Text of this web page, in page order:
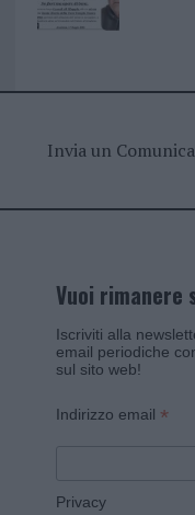
Invia un
Vuoi rimanere
Iscriviti alla
email periodiche
sul sito web!
Indirizzo email *
Privacy